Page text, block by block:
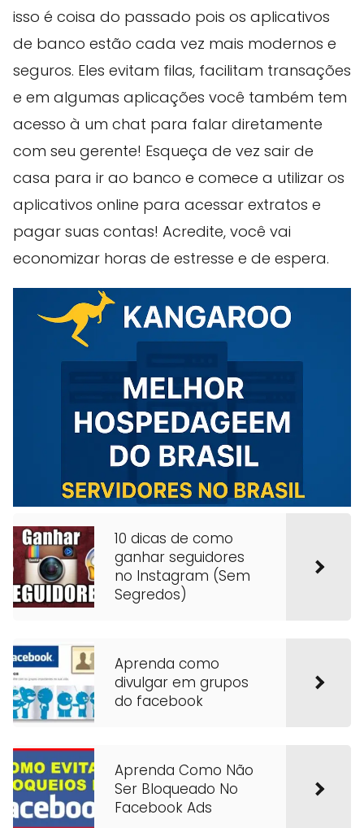
isso é coisa do passado pois os aplicativos
de banco estão cada vez mais modernos e
seguros. Eles evitam filas, facilitam transações
e em algumas aplicações você também tem
acesso à um chat para falar diretamente
com seu gerente! Esqueça de vez sair de
casa para ir ao banco e comece a utilizar os
aplicativos online para acessar extratos e
pagar suas contas! Acredite, você vai
economizar horas de estresse e de espera.
10 dicas de como
ganhar seguidores
no Instagram (Sem
Segredos)
Aprenda como
divulgar em grupos
do facebook
Aprenda Como Não
Ser Bloqueado No
Facebook Ads